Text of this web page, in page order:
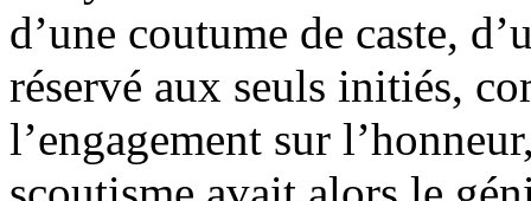
d’une coutume de caste,
réservé aux seuls initiés,
l’engagement sur